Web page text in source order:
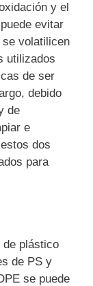
y el
evitar
volatilicen
utilizados
de ser
debido
de
e
dos
para
de plástico
de PS y
se puede